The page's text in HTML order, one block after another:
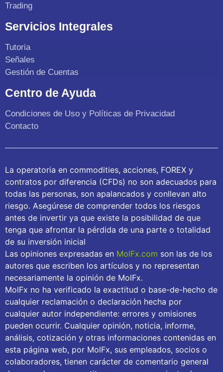
Trading
Servicios Integrales
Tutoria
Señales
Gestión de Cuentas
Centro de Ayuda
Condiciones de Uso y Políticas de Privacidad
Contacto
La operatoria en commodities, acciones, FOREX y
contratos por diferencia (CFDs) no son adecuados para
todas las personas, son apalancados y conllevan alto
riesgo. Asegúrese de comprender todos los riesgos
antes de invertir ya que existe la posibilidad de que
tenga que afrontar la pérdida de una parte o totalidad
de su inversión inicial
Las opiniones expresadas en MolFx.com son las de los
autores que escriben los artículos y no representan
necesariamente la opinión de MolFx.
MolFx no ha verificado la exactitud o base-de-hecho de
cualquier reclamación o declaración hecha por
cualquier autor independiente: errores y omisiones
pueden ocurrir. Cualquier opinión, noticia, informe,
análisis, cotización y otras informaciones contenidas en
esta página web, por MolFx, sus empleados, socios o
colaboradores, tienen carácter de comentario general